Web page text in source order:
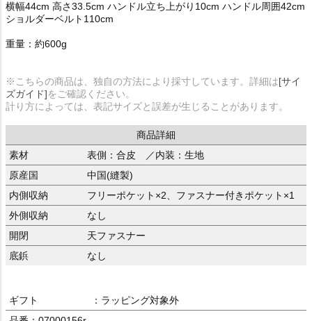
横幅44cm 高さ33.5cm ハンドル立ち上がり10cm ハンドル周囲42cm
ショルダーベルト110cm
重量：約600g
※こちらの商品は、独自の方法により採寸しています。詳細は[サイ
ズガイド]をご確認ください。
計り方によっては、表記サイズと誤差が生じることがあります。
商品詳細
素材
表側：合皮 ／内装：生地
原産国
中国(縫製)
内側収納
フリーポケット×2、ファスナー付きポケット×1
外側収納
なし
開閉
天ファスナー
底鋲
なし
ギフト
：ラッピング対象外